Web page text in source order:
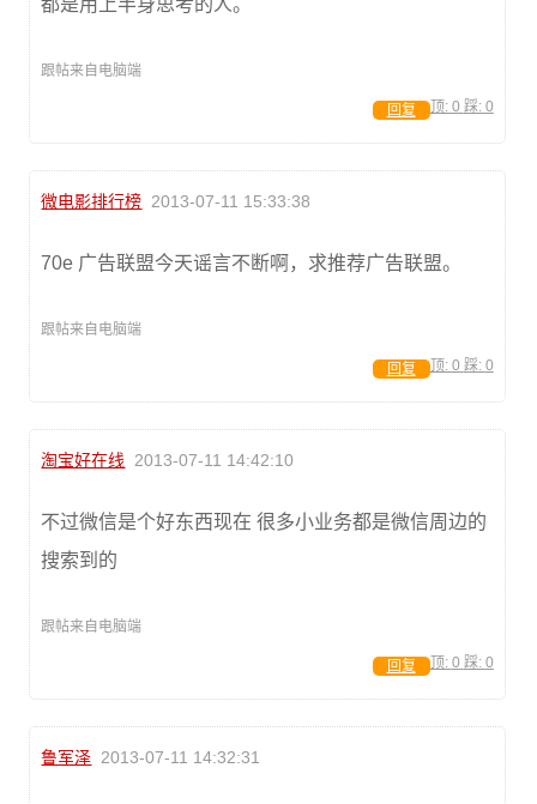
都是用上半身思考的人。
跟帖来自电脑端
顶: 0 踩: 0
回复
微电影排行榜 2013-07-11 15:33:38
70e 广告联盟今天谣言不断啊，求推荐广告联盟。
跟帖来自电脑端
顶: 0 踩: 0
回复
淘宝好在线 2013-07-11 14:42:10
不过微信是个好东西现在 很多小业务都是微信周边的
搜索到的
跟帖来自电脑端
顶: 0 踩: 0
回复
鲁军泽 2013-07-11 14:32:31